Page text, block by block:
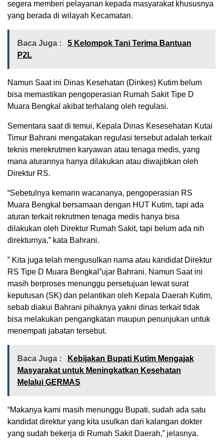
segera memberi pelayanan kepada masyarakat khususnya
yang berada di wilayah Kecamatan.
Baca Juga :
5 Kelompok Tani Terima Bantuan
P2L
Namun Saat ini Dinas Kesehatan (Dinkes) Kutim belum
bisa memastikan pengoperasian Rumah Sakit Tipe D
Muara Bengkal akibat terhalang oleh regulasi.
Sementara saat di temui, Kepala Dinas Kesesehatan Kutai
Timur Bahrani mengatakan regulasi tersebut adalah terkait
teknis merekrutmen karyawan atau tenaga medis, yang
mana aturannya hanya dilakukan atau diwajibkan oleh
Direktur RS.
“Sebetulnya kemarin wacananya, pengoperasian RS
Muara Bengkal bersamaan dengan HUT Kutim, tapi ada
aturan terkait rekrutmen tenaga medis hanya bisa
dilakukan oleh Direktur Rumah Sakit, tapi belum ada nih
direkturnya,” kata Bahrani.
” Kita juga telah mengusulkan nama atau kandidat Direktur
RS Tipe D Muara Bengkal”ujar Bahrani. Namun Saat ini
masih berproses menunggu persetujuan lewat surat
keputusan (SK) dan pelantikan oleh Kepala Daerah Kutim,
sebab diakui Bahrani pihaknya yakni dinas terkait tidak
bisa melakukan pengangkatan maupun penunjukan untuk
menempati jabatan tersebut.
Baca Juga :
Kebijakan Bupati Kutim Mengajak
Masyarakat untuk Meningkatkan Kesehatan
Melalui GERMAS
“Makanya kami masih menunggu Bupati, sudah ada satu
kandidat direktur yang kita usulkan dari kalangan dokter
yang sudah bekerja di Rumah Sakit Daerah,” jelasnya.